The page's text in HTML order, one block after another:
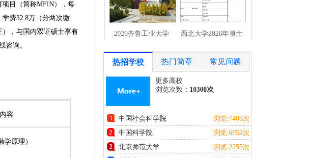
目（简称MFIN），每
费32.8万（分两次缴
，与国内双证硕士享有
咨询。
容
学原理）
2026齐鲁工业大学 西北大学2026年博士
研究生报名通
热招学校 热门简章 常见问题
更多高校
浏览次数： 10300次
中国社会科学院
浏览:7408次
中国科学院
浏览:6952次
北京师范大学
浏览:2255次